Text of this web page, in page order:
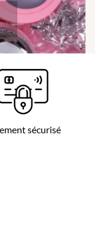
sécurisé